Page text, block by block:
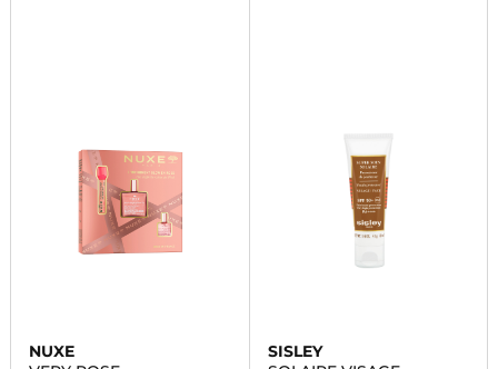
NUXE
SISLEY